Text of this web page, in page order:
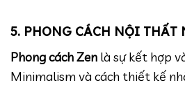
5. PHONG CÁCH NỘI
Phong cách Zen là sự kết hợp
Minimalism và cách thiết kế